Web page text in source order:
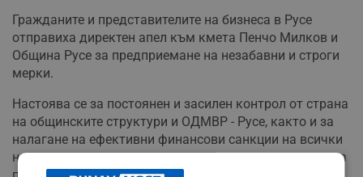
Гражданите и представителите на бизнеса в Русе
отправиха директен апел към кмета Пенчо Милков и
Община Русе за предприемане на незабавни и строги
мерки.
Настоява се за постоянен и засилен контрол от страна
на общинските структури и ОДМВР - Русе, както и за
налагане на ефективни финансови санкции на всички
нарушители, които застрашават живота и здравето на